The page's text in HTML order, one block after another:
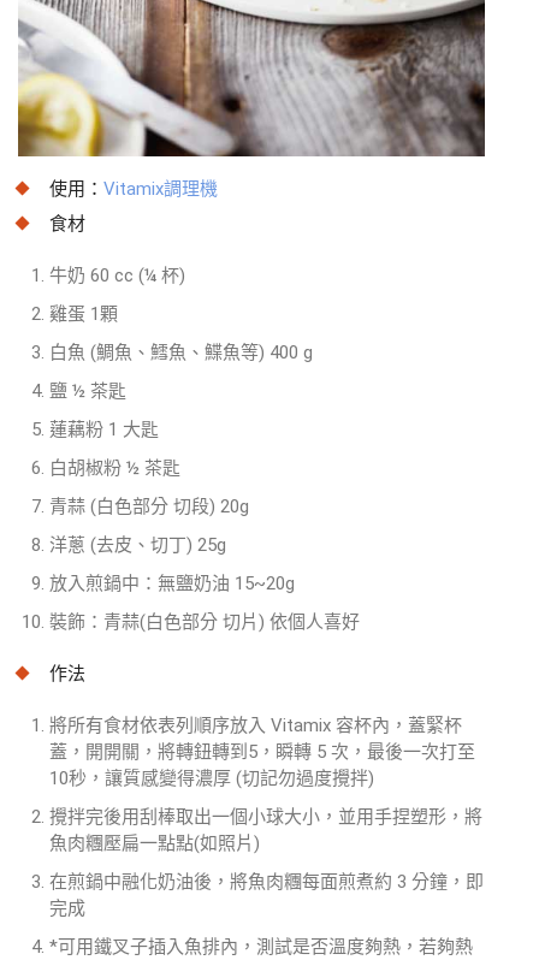
使用： Vitamix調理機
食材
牛奶 60 cc (¼ 杯)
雞蛋 1顆
白魚 (鯛魚、鱈魚、鰈魚等) 400 g
鹽 ½ 茶匙
蓮藕粉 1 大匙
白胡椒粉 ½ 茶匙
青蒜 (白色部分 切段) 20g
洋蔥 (去皮、切丁) 25g
放入煎鍋中：無鹽奶油 15~20g
裝飾：青蒜(白色部分 切片) 依個人喜好
作法
將所有食材依表列順序放入 Vitamix 容杯內，蓋緊杯
蓋，開開關，將轉鈕轉到5，瞬轉 5 次，最後一次打至
10秒，讓質感變得濃厚 (切記勿過度攪拌)
攪拌完後用刮棒取出一個小球大小，並用手捏塑形，將
魚肉糰壓扁一點點(如照片)
在煎鍋中融化奶油後，將魚肉糰每面煎煮約 3 分鐘，即
完成
*可用鐵叉子插入魚排內，測試是否溫度夠熱，若夠熱